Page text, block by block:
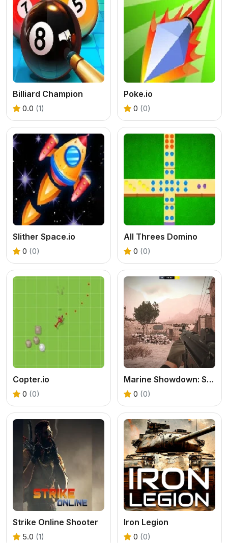
Billiard Champion
0.0 (1)
Poke.io
0 (0)
Slither Space.io
0 (0)
All Threes Domino
0 (0)
Copter.io
0 (0)
Marine Showdown: Standoff in Afghanistan
0 (0)
Strike Online Shooter
5.0 (1)
Iron Legion
0 (0)